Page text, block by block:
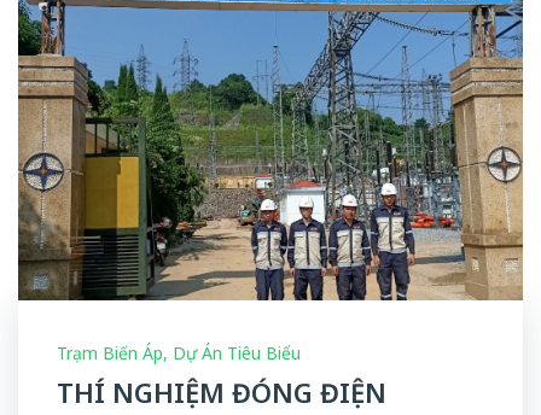
Trạm Biến Áp, Dự Án Tiêu Biểu
THÍ NGHIỆM ĐÓNG ĐIỆN